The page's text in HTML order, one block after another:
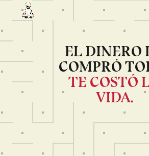
EL DINERO
COMPRÓ
TE COSTÓ
VIDA.